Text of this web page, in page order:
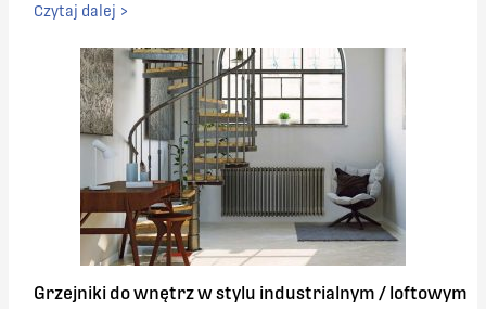
2009 560
2085
2161 560
2237 560
2313 560
Czytaj dalej >
Grzejniki do wnętrz w stylu industrialnym / loftowym